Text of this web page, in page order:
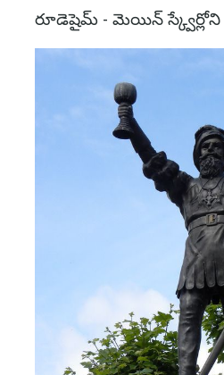
రూడెషైమ్ - మెయిన్ స్క్వేర్లోని